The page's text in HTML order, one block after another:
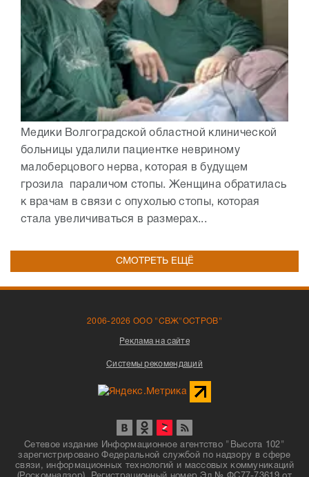
Медики Волгоградской областной клинической
больницы удалили пациентке невриному
малоберцового нерва, которая в будущем
грозила параличом стопы. Женщина обратилась
к врачам в связи с опухолью стопы, которая
стала увеличиваться в размерах...
СМОТРЕТЬ ЕЩЁ
2006-2026 ООО "СВЖ"ОСТРОВ"
Реклама на сайте
Системы рекомендаций
Сетевое издание Информационное агентство "Высота 102"
зарегистрировано Федеральной службой по надзору в сфере
связи, информационных технологий и массовых коммуникаций